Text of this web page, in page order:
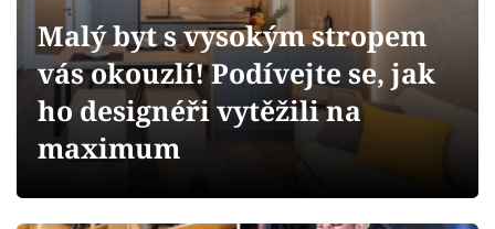
Přihlášení
Sledujte nás
Malý byt s vysokým stropem
vás okouzlí! Podívejte se, jak
ho designéři vytěžili na
maximum